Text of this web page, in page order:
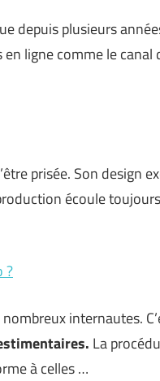
depuis plusieurs
ligne comme le canal
prisée. Son design
écoule
?
internautes.
La
à celles …